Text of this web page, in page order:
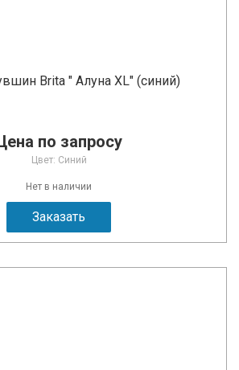
Brita " Алуна XL" (синий)
по запросу
Цвет: Синий
Нет в наличии
Заказать